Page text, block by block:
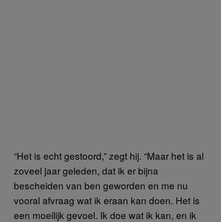
“Het is echt gestoord,” zegt hij. “Maar het is al
zoveel jaar geleden, dat ik er bijna
bescheiden van ben geworden en me nu
vooral afvraag wat ik eraan kan doen. Het is
een moeilijk gevoel. Ik doe wat ik kan, en ik